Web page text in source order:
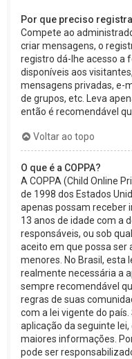
Por que preciso
Compete ao
criar mensagens, o
registro dá-lhe acesso a
disponíveis aos
mensagens privadas, e-
de grupos, etc. Leva
então é recomendável
Voltar ao topo
O que é a COPPA?
A COPPA (Child Online
de 1998 dos Estados
apenas possam receber
13 anos de idade com a
responsáveis, ou sob
aceito em que possa ser
menores. No Brasil, esta
realmente necessária a
sempre recomendável
regras de suas
com a lei vigente do
aplicação da seguinte
maiores informações.
pode ser